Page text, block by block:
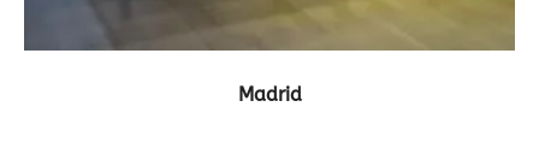
ΔΕΙΤΕ ΤΟ ΠΡΟΪΟΝ
Madrid